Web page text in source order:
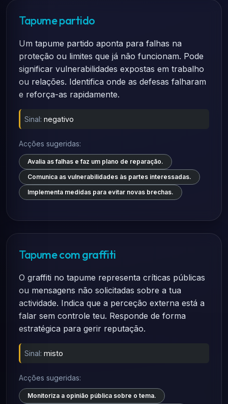
Tapume partido
Um tapume partido aponta para falhas na
proteção ou limites que já não funcionam. Pode
significar vulnerabilidades expostas em trabalho
ou relações. Identifica onde as defesas falharam
e reforça-as rapidamente.
Sinal: negativo
Acções sugeridas:
Avalia as falhas e faz um plano de reparação.
Comunica as vulnerabilidades às partes interessadas.
Implementa medidas para evitar novas brechas.
Tapume com graffiti
O graffiti no tapume representa críticas públicas
ou mensagens não solicitadas sobre a tua
actividade. Indica que a perceção externa está a
falar sem controle teu. Responde de forma
estratégica para gerir reputação.
Sinal: misto
Acções sugeridas:
Monitoriza a opinião pública sobre o tema.